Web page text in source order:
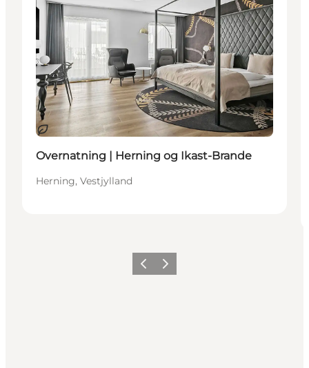
Bæredygtige oplevelser
Overnatning | Herning og Ikast-Brande
Herning, Vestjylland
Forrige billede
Næste billede